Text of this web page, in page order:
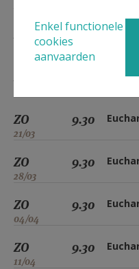
07/03
9.30
ZO
21/03
9.30
ZO
28/03
9.30
ZO
04/04
9.30
ZO
11/04
9.30
Enkel functionele
cookies
aanvaarden